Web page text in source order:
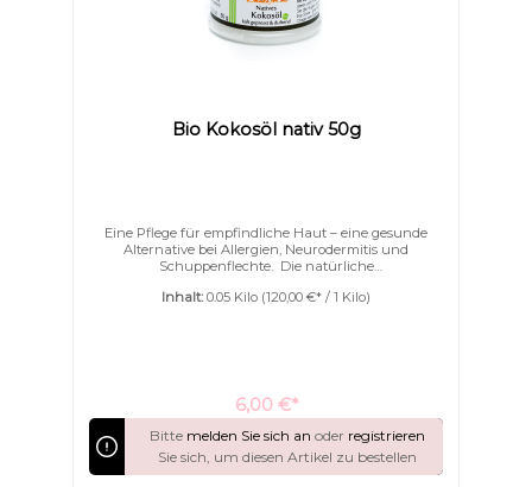
Bio Kokosöl nativ 50g
Eine Pflege für empfindliche Haut – eine gesunde
Alternative bei Allergien, Neurodermitis und
Schuppenflechte. Die natürliche
gepresst und durch ein besonders schonendes
Pflege und sorgt für unwiderstehlich weiche Haut.
Inhalt: 0.05 Kilo (120,00 €* / 1 Kilo)
6,00 €*
Bitte melden Sie sich an oder registrieren
Sie sich, um diesen Artikel zu bestellen